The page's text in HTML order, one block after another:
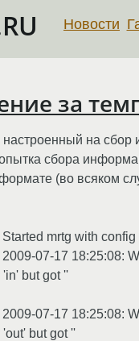
Новости
за
настроенный на
сбора
(во всяком
mrtg with config
07-17 18:25:08:
but got ''
07-17 18:25:08:
but got ''